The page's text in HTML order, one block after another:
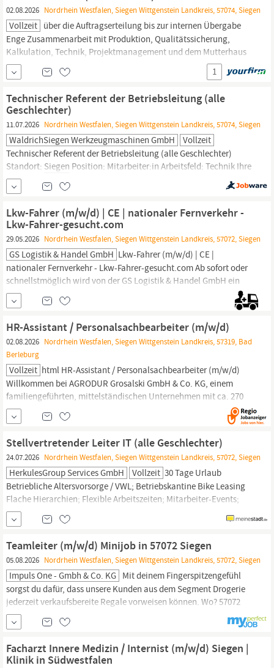
02.08.2026 Nordrhein Westfalen, Siegen Wittgenstein Landkreis, 57074, Siegen
Vollzeit über die Auftragserteilung bis zur internen Übergabe
Enge Zusammenarbeit mit Produktion, Qualitätssicherung,
Kalkulation, Technik, Projektmanagement und dem Mutterhaus
der HerkulesGroup in
strukturierten Vertriebspipeline einschließlich transparenter
Beobachtung relevanter
1
Technischer Referent der Betriebsleitung (alle
Geschlechter)
11.07.2026 Nordrhein Westfalen, Siegen Wittgenstein Landkreis, 57074, Siegen
WaldrichSiegen Werkzeugmaschinen GmbH
Vollzeit
Technischer Referent der Betriebsleitung (alle Geschlechter)
Standort: Siegen Position: Mitarbeiter:in Arbeitsfeld: Technik Ihre
Aufgaben Assistenz der Betriebsleitung im operativen
Tagesgeschäft sowie bei strategischen Projekten Vor- und
Nachbereitung von Meetings sowie Koordination von Terminen
Erstellung und Aufbereitung von Dokumentationen,...
Lkw-Fahrer (m/w/d) | CE | nationaler Fernverkehr -
Lkw-Fahrer-gesucht.com
29.05.2026 Nordrhein Westfalen, Siegen Wittgenstein Landkreis, 57072, Siegen
GS Logistik & Handel GmbH Lkw-Fahrer (m/w/d) | CE |
nationaler Fernverkehr - Lkw-Fahrer-gesucht.com Ab sofort oder
schnellstmöglich wird von der GS Logistik & Handel GmbH ein
Lkw-Fahrer (m/w/d) aus 57078
und Umgebung gesucht. In
einer Minute bewerben --> https:/lkw-fahrer-
gesucht.comalleskralle/ GS Logistik & Handel GmbH GS Logistik
& Handel GmbH –
HR-Assistant / Personalsachbearbeiter (m/w/d)
02.08.2026 Nordrhein Westfalen, Siegen Wittgenstein Landkreis, 57319, Bad
Berleburg
Vollzeit html HR-Assistant / Personalsachbearbeiter (m/w/d)
Willkommen bei AGRODUR Grosalski GmbH & Co. KG, einem
familiengeführten, mittelständischen Unternehmen mit ca. 270
Beschäftigten im Herzen
Expertise erstreckt sich über mehr als 50 Jahre, in denen wir
Stellvertretender Leiter IT (alle Geschlechter)
24.07.2026 Nordrhein Westfalen, Siegen Wittgenstein Landkreis, 57072, Siegen
HerkulesGroup Services GmbH Vollzeit 30 Tage Urlaub
Betriebliche Altersvorsorge / VWL; Betriebskantine Bike Leasing
Flache Hierarchien; Flexible Arbeitszeiten; Mitarbeiter-Events;
Mitarbeitervorteilsportal Modernes Arbeitsumfeld; Sicherer
Arbeitsplatz; Sonderzahlungen Remote Office
Gestaltungsspielraum; internationales ArbeitsumfeldQ
Unterstützung der IT-Leitung bei der Sicherstellung eines
reibungslosen...
Teamleiter (m/w/d) Minijob in 57072 Siegen
05.08.2026 Nordrhein Westfalen, Siegen Wittgenstein Landkreis, 57072, Siegen
Impuls One - Gmbh & Co. KG Mit deinem Fingerspitzengefühl
sorgst du dafür, dass unsere Kunden aus dem Segment Drogerie
jederzeit verkaufsbereite Regale vorweisen können. Wo? 57072
Siegen
Arbeitsbeginn? Montag bis Freitag um 07:30 Uhr / Minijob
Deine Vorteile: • Flache Hierarchien – deine Meinung ist uns
wichtig • Entwicklungschancen: motivierte Mitarbeiter fördern
wir –
Facharzt Innere Medizin / Internist (m/w/d) Siegen |
Klinik in Südwestfalen